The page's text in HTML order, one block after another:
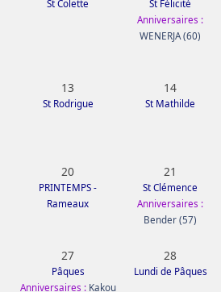
St Colette
St Félicité
Anniversaires :
WENERJA (60)
13
St Rodrigue
14
St Mathilde
20
PRINTEMPS -
Rameaux
21
St Clémence
Anniversaires :
Bender (57)
27
Pâques
Anniversaires : Kakou
28
Lundi de Pâques